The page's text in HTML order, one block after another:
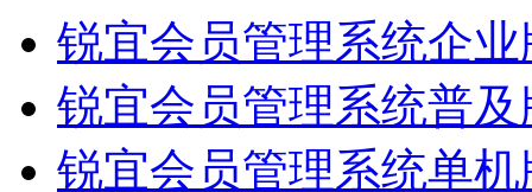
锐宜会员管理系统企
锐宜会员管理系统普及
锐宜会员管理系统单机